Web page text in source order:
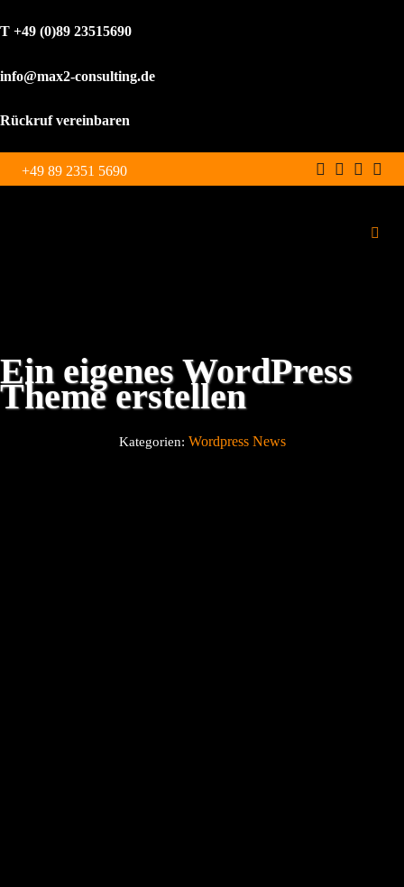
T +49 (0)89 23515690
info@max2-consulting.de
Rückruf vereinbaren
Zum
Inhalt
+49 89 2351 5690
WordPress Agentur
Ein eigenes WordPress
Theme erstellen
Kategorien: Wordpress News